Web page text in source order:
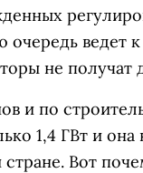
ведет
не
и по
1,4 ГВт и
Вот